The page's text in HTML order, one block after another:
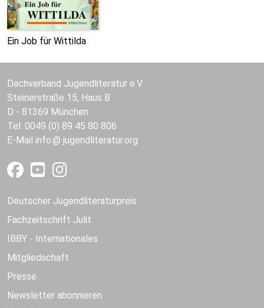
Ein Job für Wittilda
Dachverband Jugendliteratur e.V.
Steinerstraße 15, Haus B
D - 81369 München
Tel. 0049 (0) 89 45 80 806
E-Mail info jugendliteratur.org
Deutscher Jugendliteraturpreis
Fachzeitschrift Julit
IBBY - Internationales
Mitgliedschaft
Presse
Newsletter abonnieren